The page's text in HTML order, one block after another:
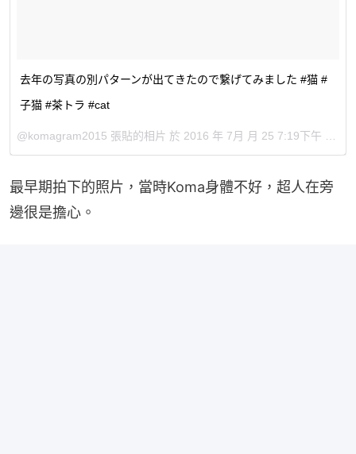
去年の写真の別パターンが出てきたので繋げてみました #猫 #
子猫 #茶トラ #cat
@komagram2015 張貼的相片 於 2016 年 7月 月 25 7:19下午 PDT
最早期拍下的照片，當時Koma身體不好，超人在旁
邊很是擔心。